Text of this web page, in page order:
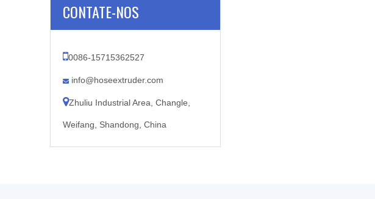
CONTATE-NOS
0086-15715362527
 info@hoseextruder.com
Zhuliu Industrial Area, Changle,
Weifang, Shandong, China